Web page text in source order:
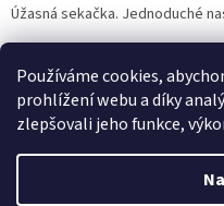
Používáme cookies,
prohlížení webu a díky
zlepšovali jeho funkce,
Úžasná sekačka. Jednoduché
ZDE NÁM